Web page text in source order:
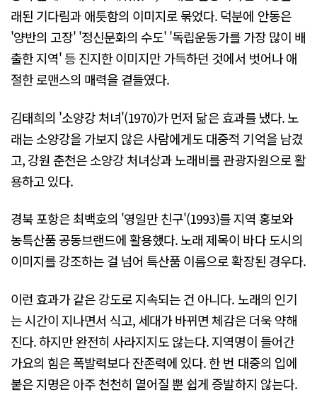
래된 기다림과 애틋함의 이미지로 묶었다. 덕분에 안동은
'양반의 고장' '정신문화의 수도' '독립운동가를 가장 많이 배
출한 지역' 등 진지한 이미지만 가득하던 것에서 벗어나 애
절한 로맨스의 매력을 곁들였다.
김태희의 '소양강 처녀'(1970)가 먼저 닮은 효과를 냈다. 노
래는 소양강을 가보지 않은 사람에게도 대중적 기억을 남겼
고, 강원 춘천은 소양강 처녀상과 노래비를 관광자원으로 활
용하고 있다.
경북 포항은 최백호의 '영일만 친구'(1993)를 지역 홍보와
농특산품 공동브랜드에 활용했다. 노래 제목이 바다 도시의
이미지를 강조하는 걸 넘어 특산품 이름으로 확장된 경우다.
이런 효과가 같은 강도로 지속되는 건 아니다. 노래의 인기
는 시간이 지나면서 식고, 세대가 바뀌면 체감은 더욱 약해
진다. 하지만 완전히 사라지지도 않는다. 지역명이 들어간
가요의 힘은 폭발력보다 잔존력에 있다. 한 번 대중의 입에
붙은 지명은 아주 천천히 옅어질 뿐 쉽게 증발하지 않는다.